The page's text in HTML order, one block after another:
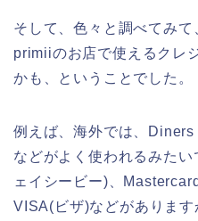
そして、色々と調べてみて
primiiのお店で使えるクレ
かも、ということでした。
例えば、海外では、Diners
などがよく使われるみた
ェイシービー)、
VISA(ビザ)などがあります